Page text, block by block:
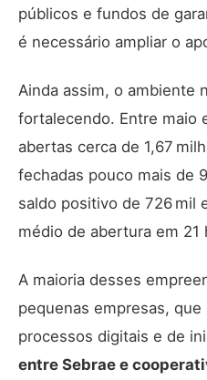
públicos e fundos de
é necessário ampliar o
Ainda assim, o ambiente
fortalecendo. Entre maio
abertas cerca de 1,67
fechadas pouco mais de
saldo positivo de 726 mil
médio de abertura em 21
A maioria desses
pequenas empresas,
processos digitais e de
entre Sebrae e